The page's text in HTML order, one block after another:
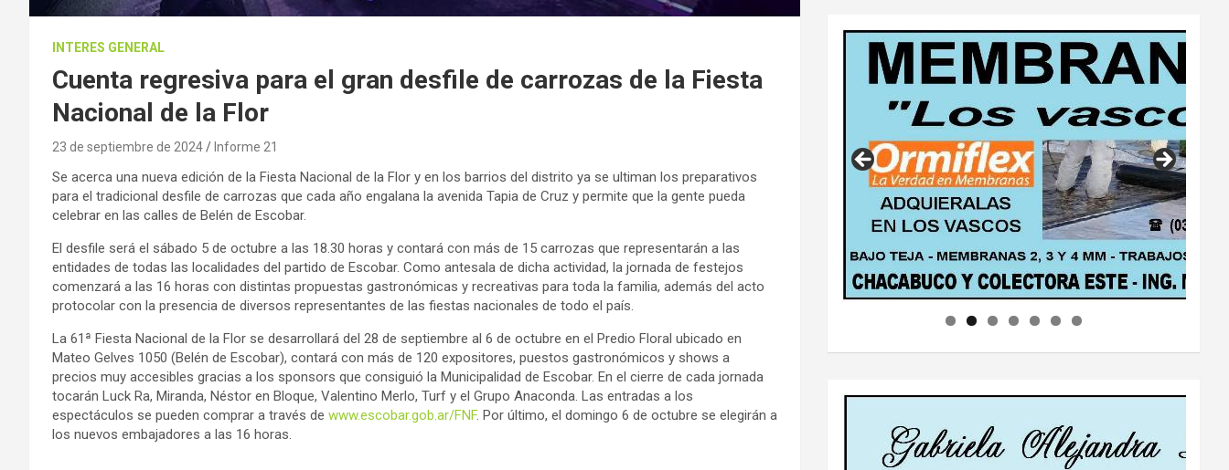
INTERES GENERAL
Cuenta regresiva para el gran desfile de carrozas de la Fiesta
Nacional de la Flor
23 de septiembre de 2024 Informe 21
Se acerca una nueva edición de la Fiesta Nacional de la Flor y en los barrios del distrito ya se ultiman los preparativos
para el tradicional desfile de carrozas que cada año engalana la avenida Tapia de Cruz y permite que la gente pueda
celebrar en las calles de Belén de Escobar.
El desfile será el sábado 5 de octubre a las 18.30 horas y contará con más de 15 carrozas que representarán a las
entidades de todas las localidades del partido de Escobar. Como antesala de dicha actividad, la jornada de festejos
comenzará a las 16 horas con distintas propuestas gastronómicas y recreativas para toda la familia, además del acto
protocolar con la presencia de diversos representantes de las fiestas nacionales de todo el país.
La 61ª Fiesta Nacional de la Flor se desarrollará del 28 de septiembre al 6 de octubre en el Predio Floral ubicado en
Mateo Gelves 1050 (Belén de Escobar), contará con más de 120 expositores, puestos gastronómicos y shows a
precios muy accesibles gracias a los sponsors que consiguió la Municipalidad de Escobar. En el cierre de cada jornada
tocarán Luck Ra, Miranda, Néstor en Bloque, Valentino Merlo, Turf y el Grupo Anaconda. Las entradas a los
espectáculos se pueden comprar a través de www.escobar.gob.ar/FNF. Por último, el domingo 6 de octubre se elegirán a
los nuevos embajadores a las 16 horas.